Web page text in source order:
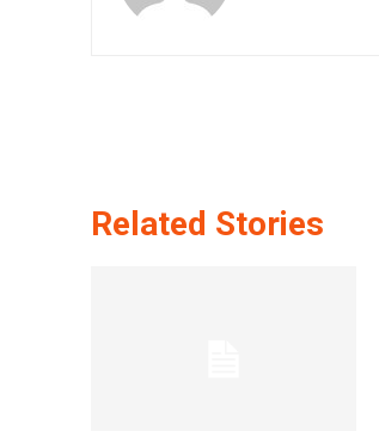
Related Stories